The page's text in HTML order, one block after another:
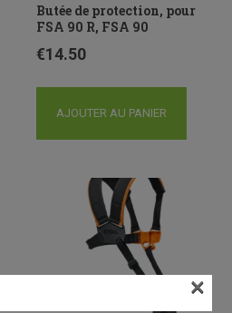
Butée de protection, pour
FSA 90 R, FSA 90
€14.50
AJOUTER AU PANIER
×